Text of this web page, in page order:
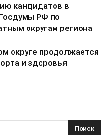
кандидатов в
РФ по
округам региона
округе продолжается
и здоровья